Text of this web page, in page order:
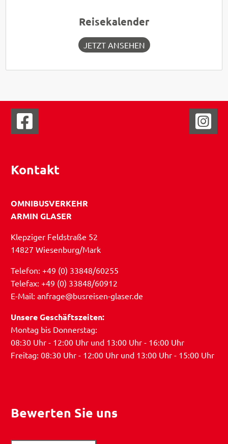
Reisekalender
JETZT ANSEHEN
Kontakt
OMNIBUSVERKEHR
ARMIN GLASER
Klepziger Feldstraße 52
14827 Wiesenburg/Mark
Telefon: +49 (0) 33848/60255
Telefax: +49 (0) 33848/60912
E-Mail: anfrage@busreisen-glaser.de
Unsere Geschäftszeiten:
Montag bis Donnerstag:
08:30 Uhr - 12:00 Uhr und 13:00 Uhr - 16:00 Uhr
Freitag: 08:30 Uhr - 12:00 Uhr und 13:00 Uhr - 15:00 Uhr
Bewerten Sie uns